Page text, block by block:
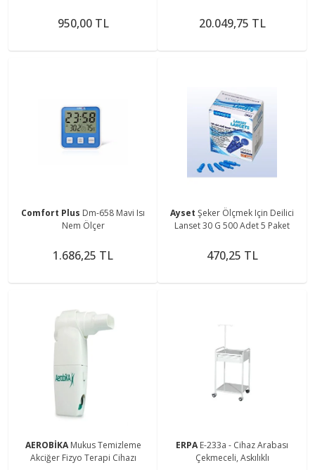
950,00 TL 20.049,75 TL
Comfort Plus Dm-658 Mavi Isı
Nem Ölçer
1.686,25 TL
Ayset Şeker Ölçmek Için Deilici
Lanset 30 G 500 Adet 5 Paket
470,25 TL
AEROBİKAMukus Temizleme
Akciğer Fizyo Terapi Cihazı
ERPAE-233a - Cihaz Arabası
Çekmeceli, Askılıklı